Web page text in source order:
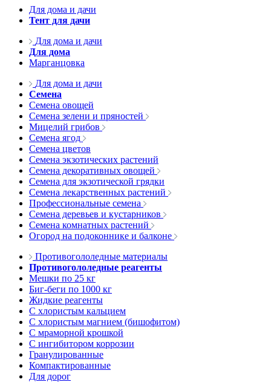
Для дома и дачи
Тент для дачи
Для дома и дачи
Для дома
Марганцовка
Для дома и дачи
Семена
Семена овощей
Семена зелени и пряностей
Мицелий грибов
Семена ягод
Семена цветов
Семена экзотических растений
Семена декоративных овощей
Семена для экзотической грядки
Семена лекарственных растений
Профессиональные семена
Семена деревьев и кустарников
Семена комнатных растений
Огород на подоконнике и балконе
Противогололедные материалы
Противогололедные реагенты
Мешки по 25 кг
Биг-беги по 1000 кг
Жидкие реагенты
С хлористым кальцием
С хлористым магнием (бишофитом)
С мраморной крошкой
С ингибитором коррозии
Гранулированные
Компактированные
Для дорог